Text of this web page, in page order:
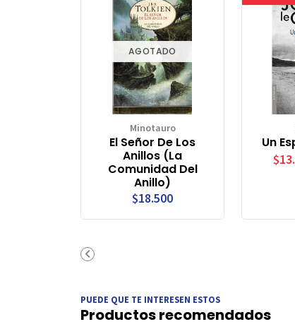
AGOTADO
Minotauro
El Señor De Los
Anillos (La
Comunidad Del
Anillo)
$18.500
Un
PUEDE QUE TE INTERESEN ESTOS
Productos recomendados